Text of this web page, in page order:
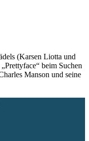
(Karsen Liotta und
beim Suchen
Manson und seine